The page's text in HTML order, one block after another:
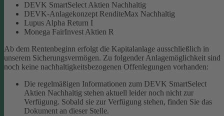
DEVK SmartSelect Aktien Nachhaltig
DEVK-Anlagekonzept RenditeMax Nachhaltig
Lupus Alpha Return I
Monega FairInvest Aktien R
Ab dem Rentenbeginn erfolgt die Kapitalanlage ausschließlich in
unserem Sicherungsvermögen. Zu folgender Anlagemöglichkeit sind
noch keine nachhaltigkeitsbezogenen Offenlegungen vorhanden:
Die regelmäßigen Informationen zum DEVK SmartSelect
Aktien Nachhaltig stehen aktuell leider noch nicht zur
Verfügung. Sobald sie zur Verfügung stehen, finden Sie das
Dokument an dieser Stelle.